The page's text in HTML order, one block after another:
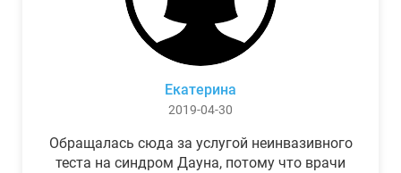
Екатерина
2019-04-30
Обращалась сюда за услугой неинвазивного
теста на синдром Дауна, потому что врачи